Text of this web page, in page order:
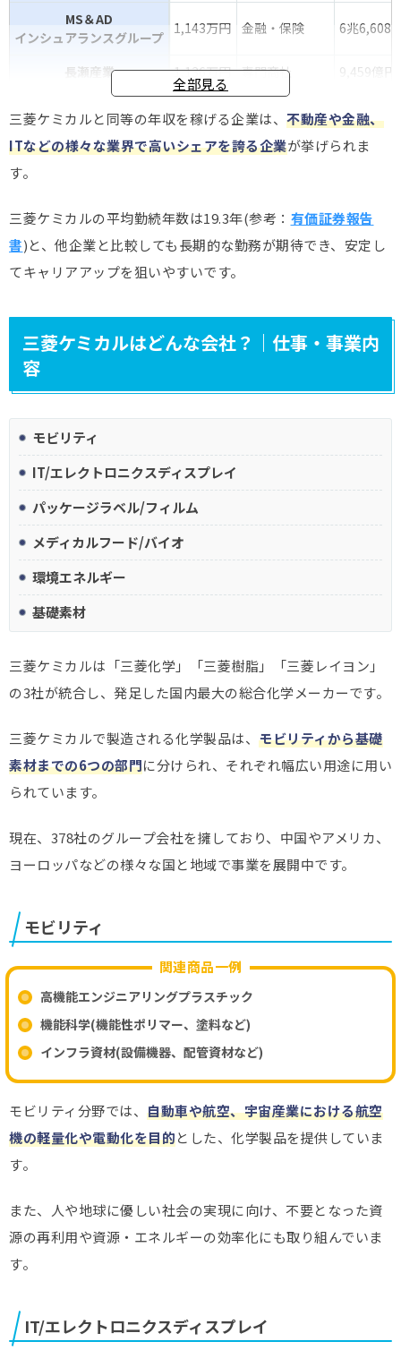
MS＆AD
インシュアランスグループ
1,143万円 金融・保険 6兆6,608
長瀬産業 1,136万円 専門商社
9,459億円
NTT
1,069万円 IT・情報通信
13兆
1,044万円 金融・保険
6兆7,959
味の素
1,036万円 食品
1兆5,305
KDDI
1,018万円
全部見る
三菱ケミカルと同等の年収を稼げる企業は、 不動産や金融、
ITなどの様々な業界で高いシェアを誇る企業が挙げられま
す。
三菱ケミカルの平均勤続年数は19.3年(参考： 有価証券報告
書)と、他企業と比較しても長期的な勤務が期待でき、安定し
てキャリアアップを狙いやすいです。
三菱ケミカルはどんな会社？｜仕事・事業内
容
モビリティ
IT/エレクトロニクスディスプレイ
パッケージラベル/フィルム
メディカルフード/バイオ
環境エネルギー
基礎素材
三菱ケミカルは「三菱化学」「三菱樹脂」「三菱レイヨン」
の3社が統合し、発足した国内最大の総合化学メーカーです。
三菱ケミカルで製造される化学製品は、 モビリティから基礎
素材までの6つの部門に分けられ、それぞれ幅広い用途に用い
られています。
現在、378社のグループ会社を擁しており、中国やアメリカ、
ヨーロッパなどの様々な国と地域で事業を展開中です。
モビリティ
関連商品一例
高機能エンジニアリングプラスチック
機能科学(機能性ポリマー、塗料など)
インフラ資材(設備機器、配管資材など)
モビリティ分野では、 自動車や航空、宇宙産業における航空
機の軽量化や電動化を目的とした、化学製品を提供していま
す。
また、人や地球に優しい社会の実現に向け、不要となった資
源の再利用や資源・エネルギーの効率化にも取り組んでいま
す。
IT/エレクトロニクスディスプレイ